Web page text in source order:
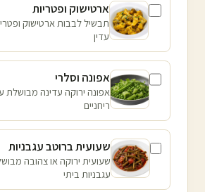
ארטישוק ופטריות
תבשיל לבבות ארטישוק
עדין
אפונה וסלרי
אפונה ירוקה עדינה מבושלת
ריחניים
שעועית ברוטב עגבניות
שעועית ירוקה או צהובה
עגבניות ביתי